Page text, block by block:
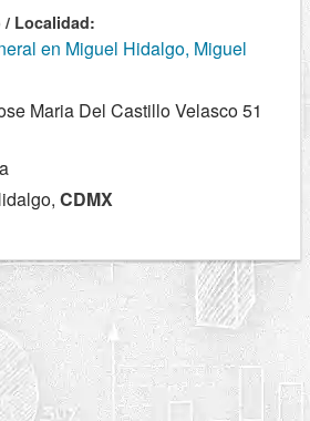
Localidad:
en Miguel Hidalgo, Miguel
Maria Del Castillo Velasco 51
CDMX